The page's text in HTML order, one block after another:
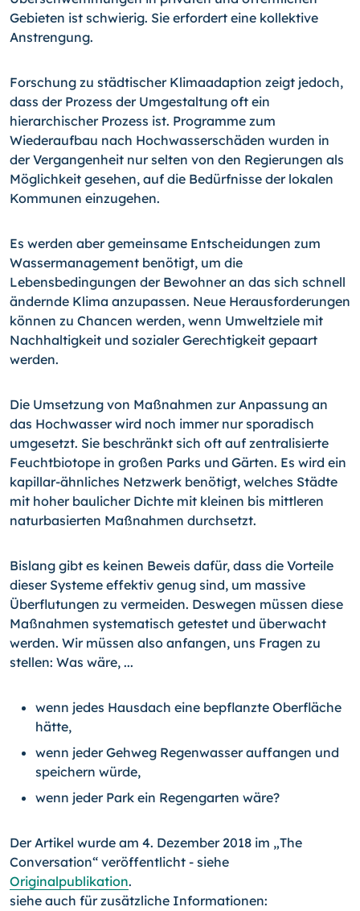
Gebieten ist schwierig. Sie erfordert eine kollektive
Anstrengung.
Forschung zu städtischer Klimaadaption zeigt jedoch,
dass der Prozess der Umgestaltung oft ein
hierarchischer Prozess ist. Programme zum
Wiederaufbau nach Hochwasserschäden wurden in
der Vergangenheit nur selten von den Regierungen als
Möglichkeit gesehen, auf die Bedürfnisse der lokalen
Kommunen einzugehen.
Es werden aber gemeinsame Entscheidungen zum
Wassermanagement benötigt, um die
Lebensbedingungen der Bewohner an das sich schnell
ändernde Klima anzupassen. Neue Herausforderungen
können zu Chancen werden, wenn Umweltziele mit
Nachhaltigkeit und sozialer Gerechtigkeit gepaart
werden.
Die Umsetzung von Maßnahmen zur Anpassung an
das Hochwasser wird noch immer nur sporadisch
umgesetzt. Sie beschränkt sich oft auf zentralisierte
Feuchtbiotope in großen Parks und Gärten. Es wird ein
kapillar-ähnliches Netzwerk benötigt, welches Städte
mit hoher baulicher Dichte mit kleinen bis mittleren
naturbasierten Maßnahmen durchsetzt.
Bislang gibt es keinen Beweis dafür, dass die Vorteile
dieser Systeme effektiv genug sind, um massive
Überflutungen zu vermeiden. Deswegen müssen diese
Maßnahmen systematisch getestet und überwacht
werden. Wir müssen also anfangen, uns Fragen zu
stellen: Was wäre, ...
wenn jedes Hausdach eine bepflanzte Oberfläche
hätte,
wenn jeder Gehweg Regenwasser auffangen und
speichern würde,
wenn jeder Park ein Regengarten wäre?
Der Artikel wurde am 4. Dezember 2018 im „The
Conversation“ veröffentlicht - siehe
Originalpublikation.
siehe auch für zusätzliche Informationen: